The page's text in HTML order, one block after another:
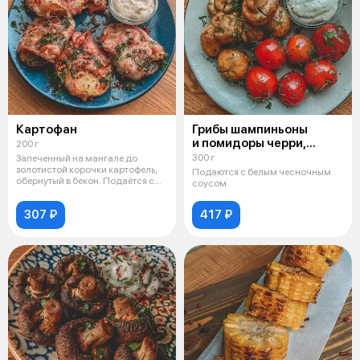
Картофан
200 г
Запеченный на мангале до
золотистой корочки картофель,
обернутый в бекон. Подаётся с
307 ₽
Грибы шампиньоны
и помидоры черри,
обжаренные на мангале
300 г
Подаются с белым чесночным
соусом
417 ₽